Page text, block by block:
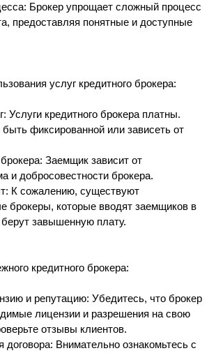
Брокер упрощает сложный процесс
предоставляя понятные и доступные
услуг кредитного брокера:
Услуги кредитного брокера платны.
фиксированной или зависеть от
Заемщик зависит от
и добросовестности брокера.
К сожалению, существуют
брокеры, которые вводят заемщиков в
завышенную плату.
кредитного брокера:
и репутацию: Убедитесь, что брокер
лицензии и разрешения на свою
отзывы клиентов.
договора: Внимательно ознакомьтесь с